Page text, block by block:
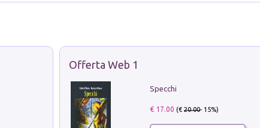
Offerta Web 1
Specchi
€ 17.00 (€20.00- 15%)